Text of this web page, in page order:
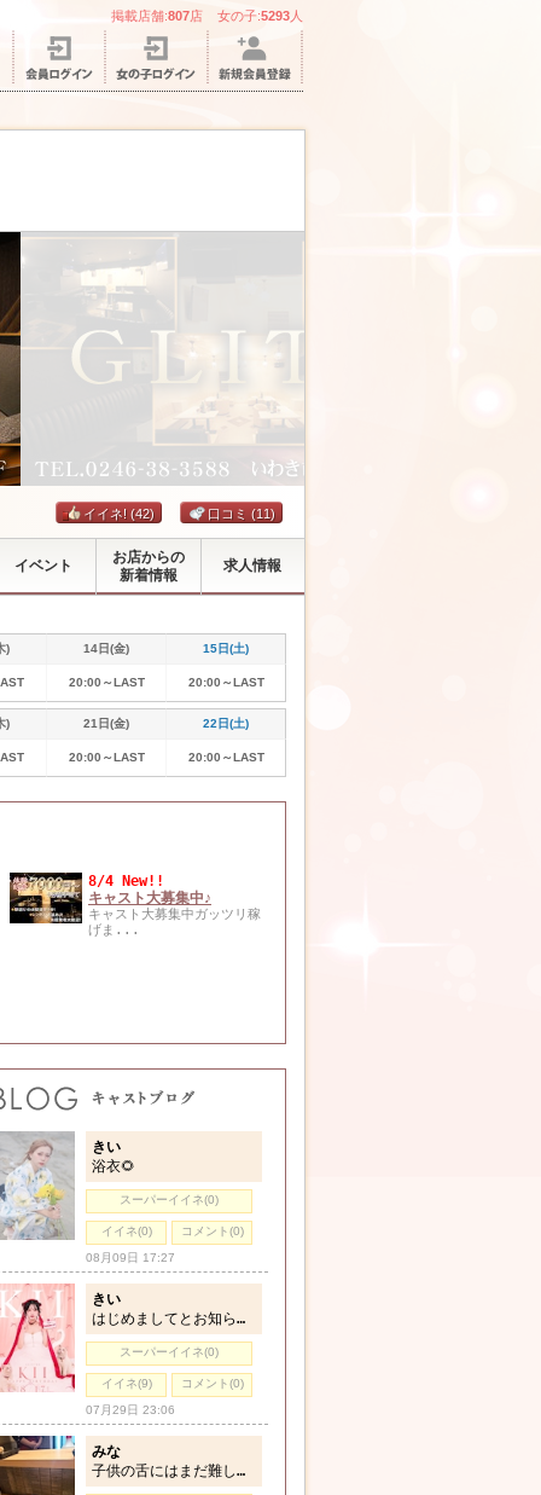
掲載店舗:807店 女の子:5293 人
イイネ! (42) 口コミ (11)
イベント
お店からの
新着情報
求人情報
) 14日(金) 15日(土)
20:00～LAST 20:00～LAST
) 21日(金) 22日(土)
20:00～LAST 20:00～LAST
8/4 New!!
キャスト大募集中♪
キャスト大募集中ガッツリ稼
げま...
きい
浴衣🌻
スーパーイイネ(0)
イイネ(0)
コメント(0)
08月09日 17:27
きい
はじめましてとお知らせ🎂✨
スーパーイイネ(0)
イイネ(9)
コメント(0)
07月29日 23:06
みな
子供の舌にはまだ難しい食べ物😔💧